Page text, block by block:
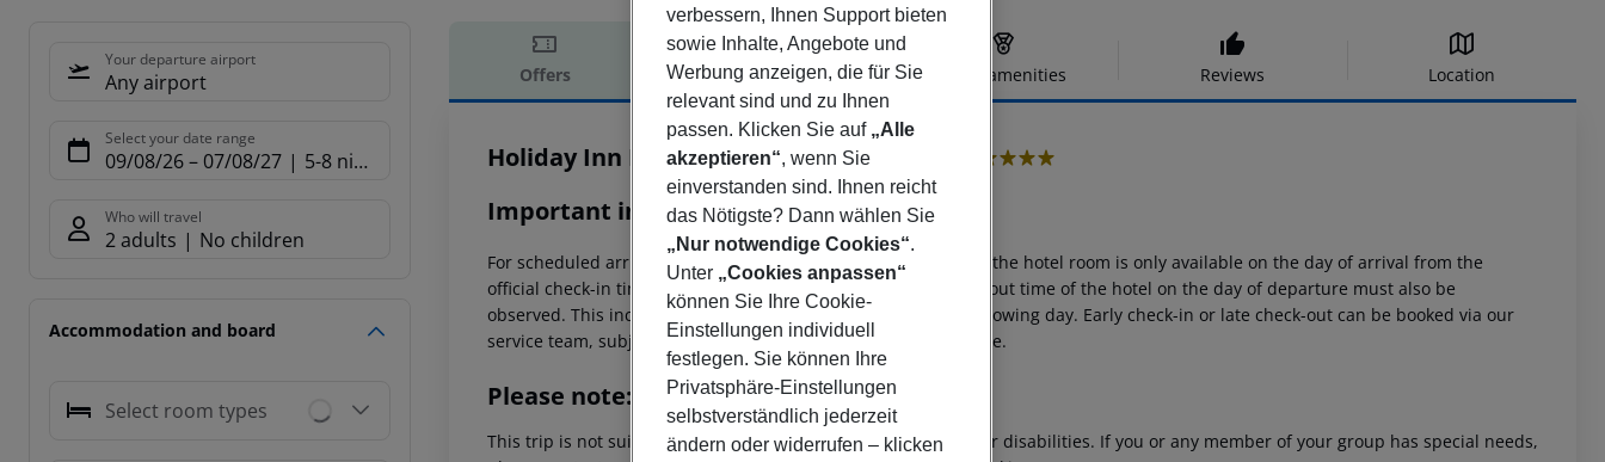
Your departure airport
Any airport
Select your date range
09/08/26– 07/08/27 5-8 nights
Who will travel
2 adults No children
Accommodation and board
Select room types
Offers Offer description Hotel amenities Reviews Location
Offer description
Holiday Inn München - Leuchtenbergring
Important info
For scheduled arrivals in the destination area from 04:00 a.m., the hotel room is only available on the day of arrival from the
official check-in time of the respective hotel. The official check-out time of the hotel on the day of departure must also be
observed. This includes return flights until 3.00 a.m. on the following day. Early check-in or late check-out can be booked via our
service team, subject to availability and for an additional charge.
Please note:
This trip is not suitable for passengers with reduced mobility or disabilities. If you or any member of your group has special needs,
verbessern, Ihnen Support bieten
sowie Inhalte, Angebote und
Werbung anzeigen, die für Sie
relevant sind und zu Ihnen
passen. Klicken Sie auf „Alle
akzeptieren“, wenn Sie
einverstanden sind. Ihnen reicht
das Nötigste? Dann wählen Sie
„Nur notwendige Cookies“.
Unter „Cookies anpassen“
können Sie Ihre Cookie-
Einstellungen individuell
festlegen. Sie können Ihre
Privatsphäre-Einstellungen
selbstverständlich jederzeit
ändern oder widerrufen – klicken